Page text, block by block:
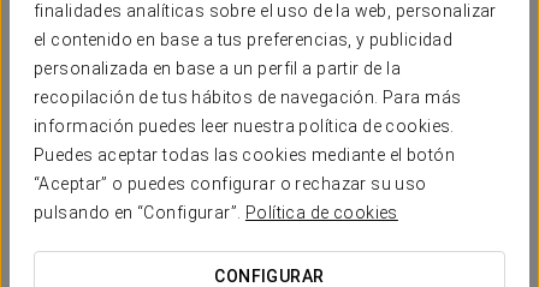
finalidades analíticas sobre el uso de la web, personalizar
el contenido en base a tus preferencias, y publicidad
personalizada en base a un perfil a partir de la
recopilación de tus hábitos de navegación. Para más
información puedes leer nuestra política de cookies.
Puedes aceptar todas las cookies mediante el botón
“Aceptar” o puedes configurar o rechazar su uso
pulsando en “Configurar”.
Política de cookies
CONFIGURAR
20€
Experiencia romántica
Disfruta de esta experiencia romántica y convierte tu